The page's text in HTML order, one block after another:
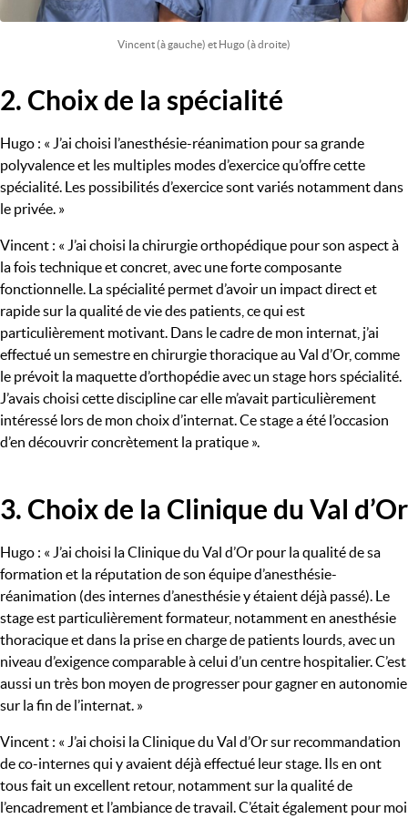
Vincent (à gauche) et Hugo (à droite)
Titre
2. Choix de la spécialité
Hugo : « J’ai choisi l’anesthésie-réanimation pour sa grande
polyvalence et les multiples modes d’exercice qu’offre cette
spécialité. Les possibilités d’exercice sont variés notamment dans
le privée. »
Vincent : « J’ai choisi la chirurgie orthopédique pour son aspect à
la fois technique et concret, avec une forte composante
fonctionnelle. La spécialité permet d’avoir un impact direct et
rapide sur la qualité de vie des patients, ce qui est
particulièrement motivant. Dans le cadre de mon internat, j’ai
effectué un semestre en chirurgie thoracique au Val d’Or, comme
le prévoit la maquette d’orthopédie avec un stage hors spécialité.
J’avais choisi cette discipline car elle m’avait particulièrement
intéressé lors de mon choix d’internat. Ce stage a été l’occasion
d’en découvrir concrètement la pratique ».
Titre
3. Choix de la Clinique du Val d’Or
Hugo : « J’ai choisi la Clinique du Val d’Or pour la qualité de sa
formation et la réputation de son équipe d’anesthésie-
réanimation (des internes d’anesthésie y étaient déjà passé). Le
stage est particulièrement formateur, notamment en anesthésie
thoracique et dans la prise en charge de patients lourds, avec un
niveau d’exigence comparable à celui d’un centre hospitalier. C’est
aussi un très bon moyen de progresser pour gagner en autonomie
sur la fin de l’internat. »
Vincent : « J’ai choisi la Clinique du Val d’Or sur recommandation
de co-internes qui y avaient déjà effectué leur stage. Ils en ont
tous fait un excellent retour, notamment sur la qualité de
l’encadrement et l’ambiance de travail. C’était également pour moi